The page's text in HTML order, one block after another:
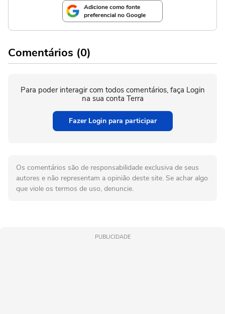
Adicione como fonte
preferencial no Google
Comentários (0)
Para poder interagir com todos comentários, faça Login
na sua conta Terra
Fazer Login para participar
Os comentários são de responsabilidade exclusiva de seus
autores e não representam a opinião deste site. Se achar algo
que viole os termos de uso, denuncie.
PUBLICIDADE